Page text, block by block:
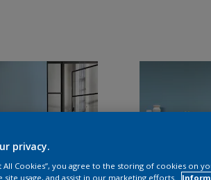
privacy.
All Cookies”, you agree to the storing of cookies on
site usage, and assist in our marketing efforts.